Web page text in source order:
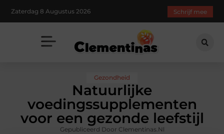
Zaterdag 8 Augustus 2026 Schrijf mee
Gezondheid
Natuurlijke
voedingssupplementen
voor een gezonde leefstijl
Gepubliceerd Door Clementinas.nl